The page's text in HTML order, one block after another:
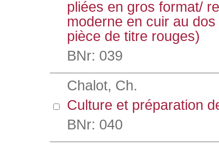
pliées en gros format/
moderne en cuir au
pièce de titre rouges)
BNr: 039
Chalot, Ch.
Culture et préparation
BNr: 040